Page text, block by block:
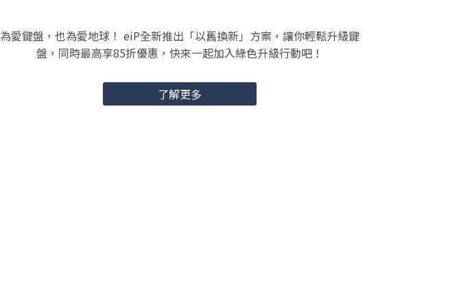
為愛鍵盤，也為愛地球！ eiP全新推出「以舊換新」方案，讓你輕鬆升級鍵
盤，同時最高享85折優惠，快來一起加入綠色升級行動吧！
了解更多